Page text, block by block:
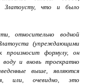
Златоусту, что и было
относительно водной
(упреждающими
произносит формулу, он
и вновь троекратно
выше, являются
или, очевидно, это